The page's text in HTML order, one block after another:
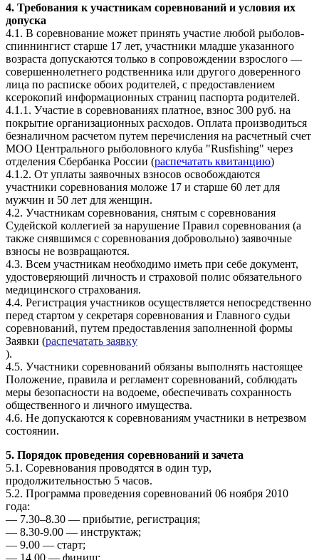
4. Требования к участникам соревнований и условия их
допуска
4.1. В соревнование может принять участие любой рыболов-
спиннингист старше 17 лет, участники младше указанного
возраста допускаются только в сопровождении взрослого —
совершеннолетнего родственника или другого доверенного
лица по расписке обоих родителей, с предоставлением
ксерокопий информационных страниц паспорта родителей.
4.1.1. Участие в соревнованиях платное, взнос 300 руб. на
покрытие организационных расходов. Оплата производиться
безналичном расчетом путем перечисления на расчетный счет
МОО Центрального рыболовного клуба "Rusfishing" через
отделения Сбербанка России (распечатать квитанцию)
4.1.2. От уплаты заявочных взносов освобождаются
участники соревнования моложе 17 и старше 60 лет для
мужчин и 50 лет для женщин.
4.2. Участникам соревнования, снятым с соревнования
Судейской коллегией за нарушение Правил соревнования (а
также снявшимся с соревнования добровольно) заявочные
взносы не возвращаются.
4.3. Всем участникам необходимо иметь при себе документ,
удостоверяющий личность и страховой полис обязательного
медицинского страхования.
4.4. Регистрация участников осуществляется непосредственно
перед стартом у секретаря соревнования и Главного судьи
соревнований, путем предоставления заполненной формы
Заявки (распечатать заявку
).
4.5. Участники соревнований обязаны выполнять настоящее
Положение, правила и регламент соревнований, соблюдать
меры безопасности на водоеме, обеспечивать сохранность
общественного и личного имущества.
4.6. Не допускаются к соревнованиям участники в нетрезвом
состоянии.
5. Порядок проведения соревнований и зачета
5.1. Соревнования проводятся в один тур,
продолжительностью 5 часов.
5.2. Программа проведения соревнований 06 ноября 2010
года:
— 7.30–8.30 — прибытие, регистрация;
— 8.30-9.00 — инструктаж;
— 9.00 — старт;
— 14.00 — финиш;